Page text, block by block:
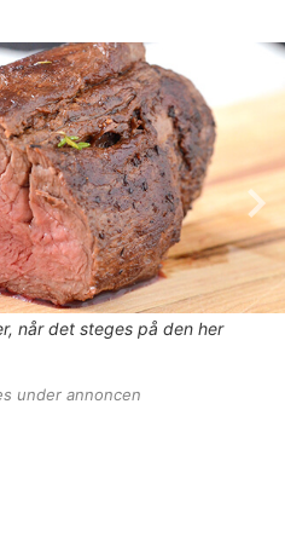
når det steges på den her
under annoncen